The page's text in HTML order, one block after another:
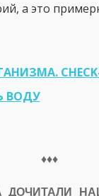
а это
ВОДУ
♦♦♦